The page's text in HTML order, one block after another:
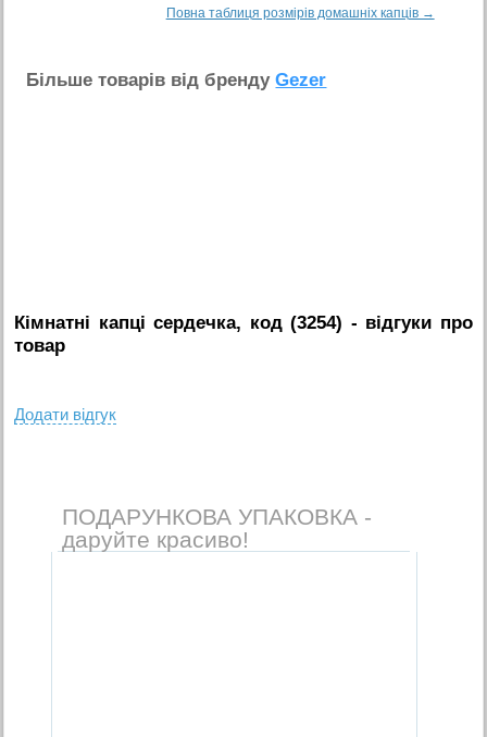
Повна таблиця розмірів домашніх капців →
Бiльше товарiв вiд брендуGezer
Кімнатні капці сердечка, код (3254) - вiдгуки про
товар
Додати вiдгук
ПОДАРУНКОВА УПАКОВКА -
даруйте красиво!